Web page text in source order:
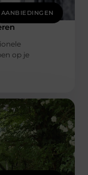
AANBIEDINGEN
op je